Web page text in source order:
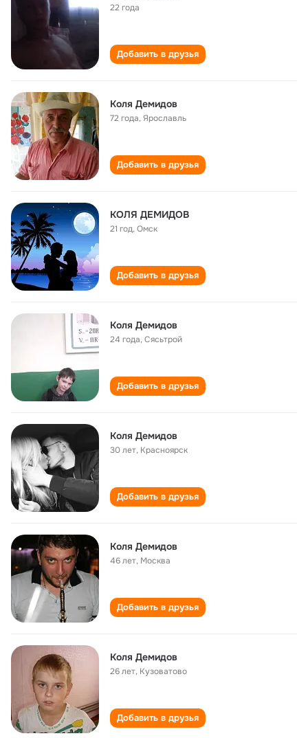
22 года
Добавить в друзья
Коля Демидов
72 года,Ярославль
Добавить в друзья
КОЛЯ ДЕМИДОВ
21 год,Омск
Добавить в друзья
Коля Демидов
24 года,Сясьтрой
Добавить в друзья
Коля Демидов
30 лет, Красноярск
Добавить в друзья
Коля Демидов
46 лет, Москва
Добавить в друзья
Коля Демидов
26 лет, Кузоватово
Добавить в друзья